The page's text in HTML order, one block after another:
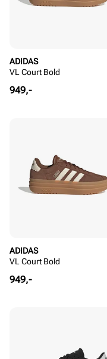
ADIDAS
VL Court Bold
Pris
949,-
ADIDAS
VL Court Bold
Pris
949,-